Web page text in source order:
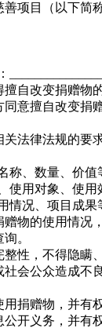
项目（以下简
自改变捐赠
意擅自改变捐
法律法规的
称、数量、价值
使用对象、使用
情况、项目成果
物的使用情
。
性，不得隐
会公众造成不
捐赠物，并有
开义务，并有